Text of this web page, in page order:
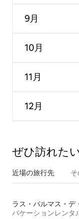
9月
10月
11月
12月
ぜひ訪⁠れ⁠た⁠
近場の旅行先
バケーションレンタ